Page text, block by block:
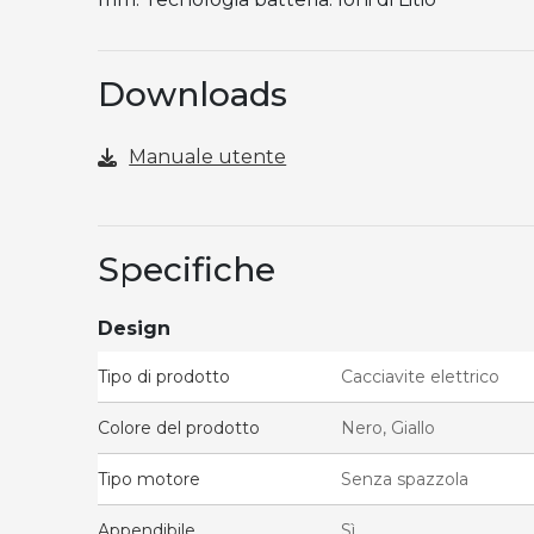
Downloads
Manuale utente
Specifiche
Design
Tipo di prodotto Cacciavite elettrico
Colore del prodotto Nero, Giallo
Tipo motore Senza spazzola